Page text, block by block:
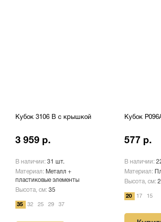
Кубок 3106 B с крышкой
3 959 р.
В наличии: 31 шт.
Материал: Металл +
пластиковые элементы
Высота, см: 35
35 32 25 29 37
Кубок
577 р.
В наличии:
Материал:
Высота, см:
20 17 15